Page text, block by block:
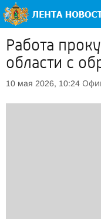
Работа
области с
10 мая 2026, 10:24